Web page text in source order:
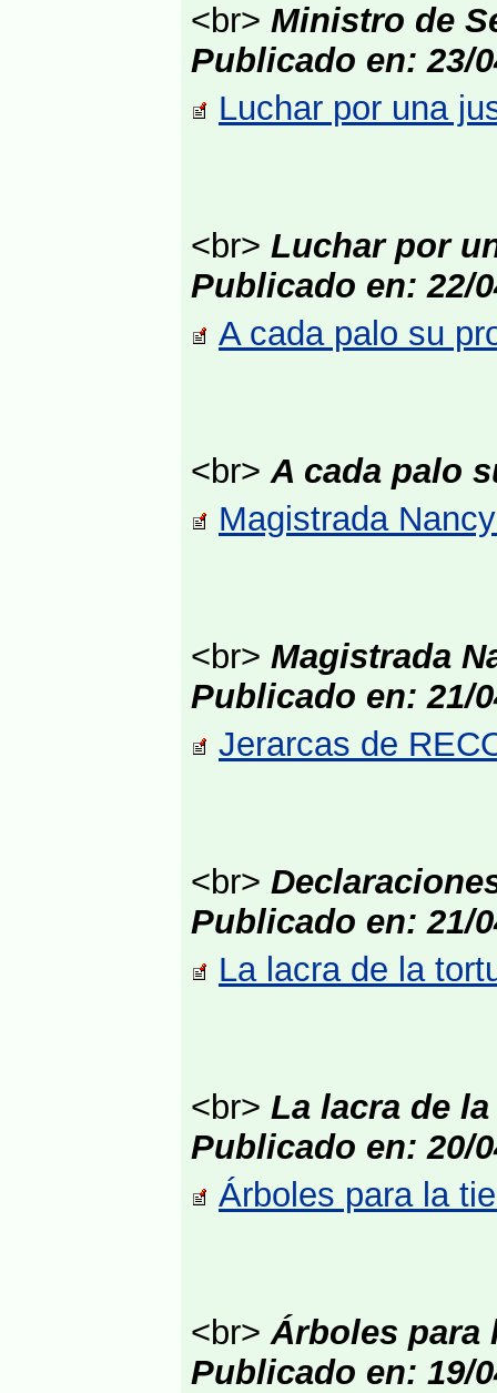
<br> Ministro de
Publicado en: 23/
Luchar por una
<br> Luchar por
Publicado en: 22/
A cada palo su
<br>A cada palo
Magistrada
<br> Magistrada
Publicado en: 21/
Jerarcas de
<br>
Publicado en: 21/
La lacra de la
<br> La lacra de
Publicado en: 20/
Árboles para la
<br>Árboles para
Publicado en: 19/